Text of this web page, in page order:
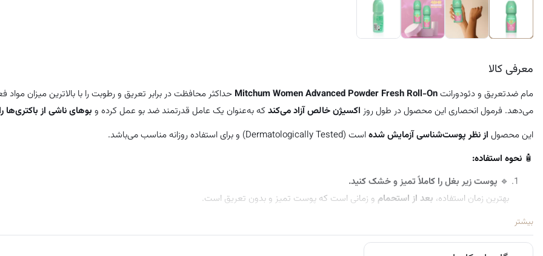
معرفی کالا
مام ضدتعریق و دئودورانتMitchum Women Advanced Powder Fresh Roll-On حداکثر محافظت در برابر تعریق و رطوبت را با بالاترین میزان مواد
می‌دهد. فرمول انحصاری این محصول در طول روز اکسیژن خالص آزاد می‌کندکه به‌عنوان یک عامل قدرتمند ضد بو عمل کرده و بوهای ناشی از باکتری‌ها
این محصول از نظر پوست‌شناسی آزمایش شدهاست (Dermatologically Tested) و برای استفاده روزانه مناسب می‌باشد.
🧴 نحوه استفاده:
🔹 پوست زیر بغل را کاملاً تمیز و خشک کنید.
بهترین زمان استفاده، بعد از استحمام و زمانی است که پوست تمیز و بدون تعریق است.
🔹چند لحظه صبر کنید تا خشک شود، سپس لباس بپوشید تا از ایجاد لکه روی لباس جلوگیری شود.
🔹 می‌توانید آن را
(مثلاً قبل از ورزش یا هوای گرم) استفاده کنید.
بیشتر